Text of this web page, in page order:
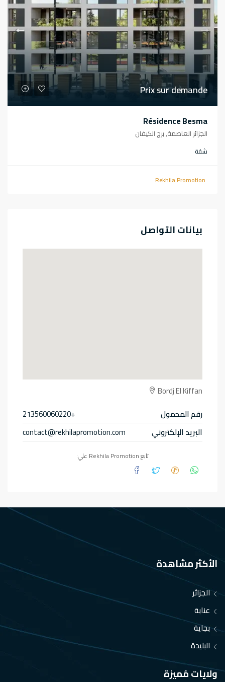
Prix sur demande
Résidence Besma
الجزائر العاصمة, برج الكيفان
شقة
Rekhila Promotion
بيانات التواصل
Bordj El Kiffan
رقم المحمول
+213560060220
البريد الإلكتروني
contact@rekhilapromotion.com
تابع Rekhila Promotion علي:
الأكثر مشاهدة
الجزائر
عنابة
بجاية
البليدة
ولايات مُميزة